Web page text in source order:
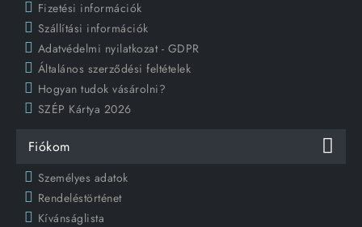
Fizetési információk
Szállítási információk
Adatvédelmi nyilatkozat - GDPR
Általános szerződési feltételek
Hogyan tudok vásárolni?
SZÉP Kártya 2026
Fiókom
Személyes adatok
Rendeléstörténet
Kívánságlista